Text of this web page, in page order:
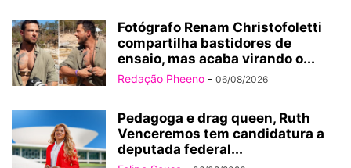
Fotógrafo Renam Christofoletti
compartilha bastidores de
ensaio, mas acaba virando o...
Redação Pheeno - 06/08/2026
Pedagoga e drag queen, Ruth
Venceremos tem candidatura a
deputada federal...